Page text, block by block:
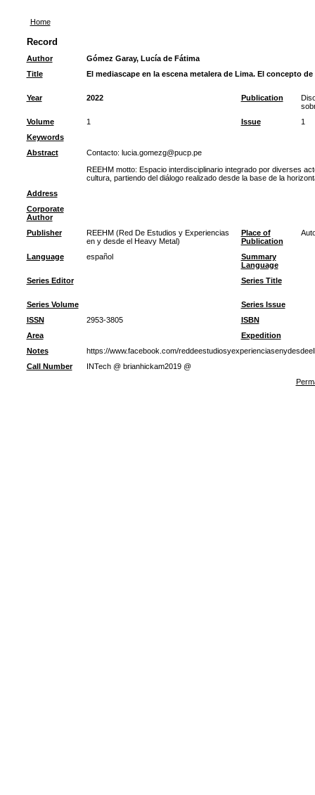
Home
Record
Author
Gómez Garay, Lucía de Fátima
Title
El mediascape en la escena metalera de Lima. El concepto
Year 2022 Publication
Volume
1 Issue
1
Keywords
Abstract
Contacto: lucia.gomezg@pucp.pe
REEHM motto: Espacio interdisciplinario integrado por diverses
cultura, partiendo del diálogo realizado desde la base de la
Address
Corporate
Author
Publisher
REEHM (Red De Estudios y Experiencias
en y desde el Heavy Metal)
Place of
Publication
Language español
Summary
Language
Series Editor
Series Title
Series Volume
Series Issue
ISSN
2953-3805
ISBN
Area
Expedition
Notes
https://www.facebook.com/
Call Number
INTech @ brianhickam2019 @